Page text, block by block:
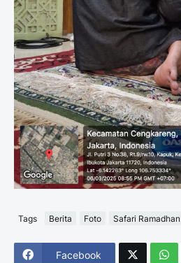
Tags Berita Foto Safari Ramadhan
Facebook